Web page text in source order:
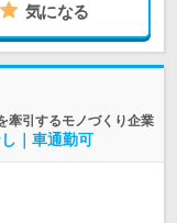
気になる
牽引するモノづくり企業
｜車通勤可